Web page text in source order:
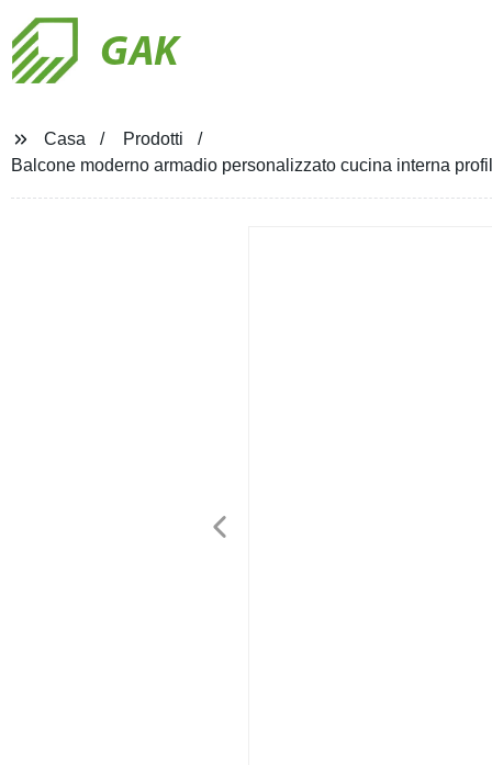
GAK
Casa
Prodotti
Balcone moderno armadio personalizzato cucina interna